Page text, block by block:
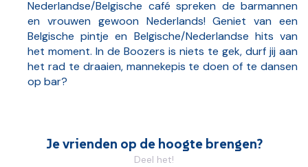
Nederlandse/Belgische café spreken de barmannen
en vrouwen gewoon Nederlands! Geniet van een
Belgische pintje en Belgische/Nederlandse hits van
het moment. In de Boozers is niets te gek, durf jij aan
het rad te draaien, mannekepis te doen of te dansen
op bar?
Je vrienden op de hoogte brengen?
Deel het!